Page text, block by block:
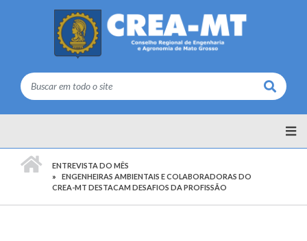
Buscar
ENTREVISTA DO MÊS
ENGENHEIRAS AMBIENTAIS E COLABORADORAS DO
CREA-MT DESTACAM DESAFIOS DA PROFISSÃO